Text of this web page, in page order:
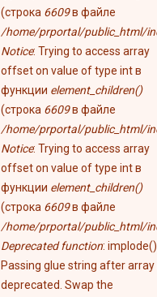
(строка 6609в файле
/home/prportal/public_html/
Notice: Trying to access array
offset on value of type int в
функции element_children()
(строка 6609в файле
/home/prportal/public_html/
Notice: Trying to access array
offset on value of type int в
функции element_children()
(строка 6609в файле
/home/prportal/public_html/
Deprecated function:
Passing glue string after array
deprecated. Swap the